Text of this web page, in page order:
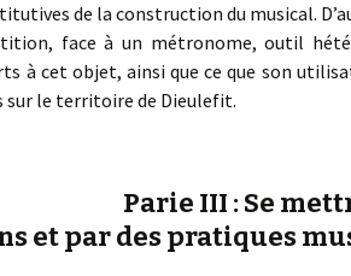
de la construction du musical.
face à un métronome, outil
à cet objet, ainsi que ce que son
sur le territoire de Dieulefit.
Parie III : Se
et par des pratiques